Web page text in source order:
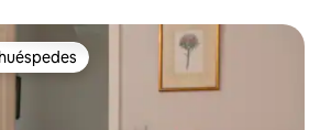
Favorito entre huéspedes